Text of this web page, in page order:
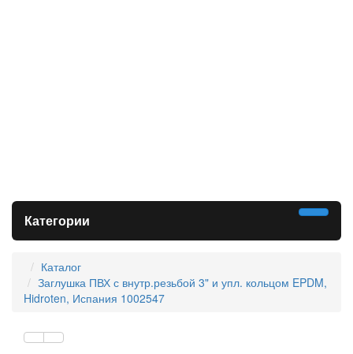
Категории
Каталог
Заглушка ПВХ с внутр.резьбой 3" и упл. кольцом EPDM,
Hidroten, Испания 1002547